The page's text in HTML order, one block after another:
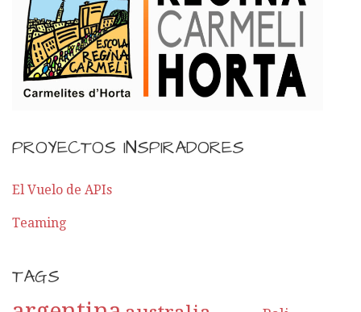
r
E
t
r
a
a
PROYECTOS INSPIRADORES
El Vuelo de APIs
Teaming
TAGS